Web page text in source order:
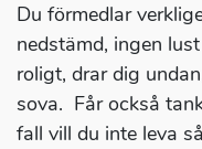
Du förmedlar
nedstämd, ingen
roligt, drar dig
sova. Får också
fall vill du inte leva